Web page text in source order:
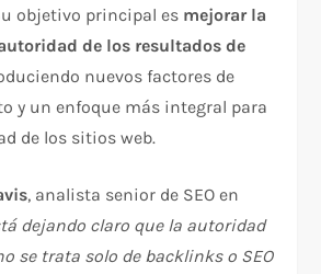
objetivo principal es mejorar la
de los resultados de
nuevos factores de
y un enfoque más integral para
de los sitios web.
, analista senior de SEO en
dejando claro que la autoridad
se trata solo de backlinks o SEO